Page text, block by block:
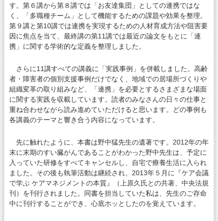
す。第６講から第８講では「お友達集団」としての連携ではな
く、「多職種チーム」として機能するための課題や効果を整理。
第９講と第10講では連携を実現するための人材育成方法や阻害要
因に焦点を当て、最終講の第11講では最近の論文をもとに「連
携」に関する学術的な定義を整理しました。
さらに11講すべての講義に「実践事例」を併載しました。高齢
者・障害者の個別支援事例だけでなく、地域での居場所づくりや
組織変革の取り組みなど、「連携」を必要とするさまざまな場面
に関する実践を収載しています。読者のみなさんの日々の仕事と
重ね合わせながら読み進めていただけると思います。どの事例も
各講義のテーマと響き合う内容になっています。
先に触れたように、本書は野中猛先生の遺著です。2012年の年
末に末期のすい臓がんであることがわかった野中先生は、予定に
入っていた研修をすべてキャンセルし、自宅で療養生活に入られ
ました。その後も執筆活動は継続され、2013年５月に『ケア会議
で学ぶ ケアマネジメントの本質』（上原久氏との共著、中央法規
刊）を刊行されました。同書を担当していた私は、先生のご存命
中に刊行することができ、心底ホッとしたのを覚えています。